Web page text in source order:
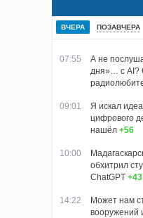
ВЧЕРА ПОЗАВЧЕРА
07:55
А не
дня»… с
09:01
Я искал
цифрового
нашёл +56
10:00
обхитрил
ChatGPT +43
14:22
Может нам
вооружений